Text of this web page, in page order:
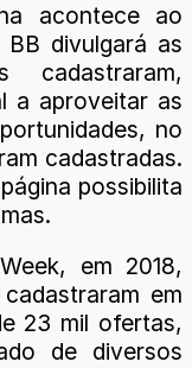
acontece ao
divulgará as
a aproveitar as
no
cadastradas.
possibilita
em 2018,
em
23 mil ofertas,
de diversos